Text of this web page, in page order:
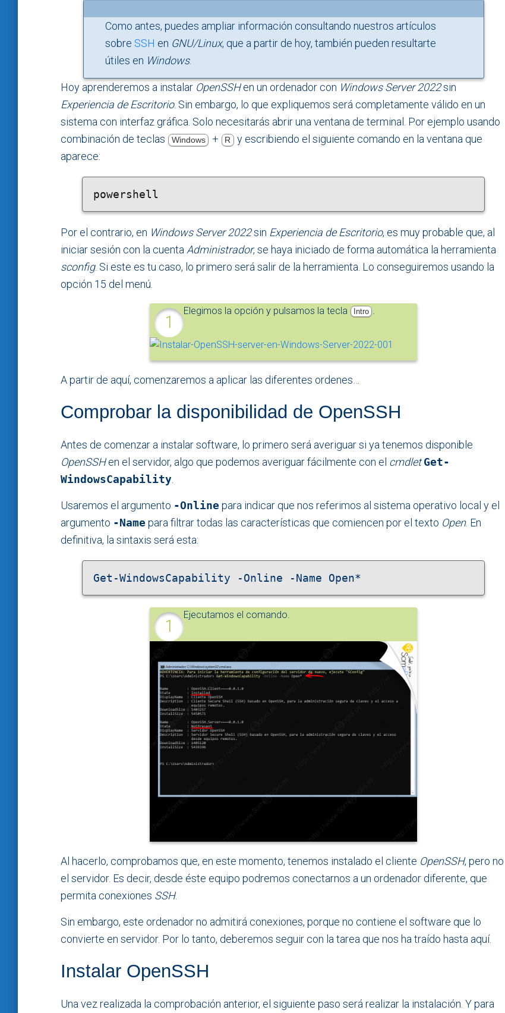
Como antes, puedes ampliar información consultando nuestros artículos
sobre SSH en GNU/Linux, que a partir de hoy, también pueden resultarte
útiles en Windows.
Hoy aprenderemos a instalar OpenSSHen un ordenador con Windows Server 2022sin
Experiencia de Escritorio. Sin embargo, lo que expliquemos será completamente válido en un
sistema con interfaz gráfica. Solo necesitarás abrir una ventana de terminal. Por ejemplo usando
combinación de teclas
Windows + R
y escribiendo el siguiente comando en la ventana que
aparece:
powershell
Por el contrario, en Windows Server 2022sin Experiencia de Escritorio, es muy probable que, al
iniciar sesión con la cuenta Administrador, se haya iniciado de forma automática la herramienta
sconfig. Si este es tu caso, lo primero será salir de la herramienta. Lo conseguiremos usando la
opción 15 del menú.
Elegimos la opción y pulsamos la tecla Intro .
A partir de aquí, comenzaremos a aplicar las diferentes ordenes…
Comprobar la disponibilidad de OpenSSH
Antes de comenzar a instalar software, lo primero será averiguar si ya tenemos disponible
OpenSSHen el servidor, algo que podemos averiguar fácilmente con el cmdlet Get-
WindowsCapability
Usaremos el argumento -Onlinepara indicar que nos referimos al sistema operativo local y el
argumento -Namepara filtrar todas las características que comiencen por el texto Open. En
definitiva, la sintaxis será esta:
Get-WindowsCapability -Online -Name Open*
Ejecutamos el comando.
Al hacerlo, comprobamos que, en este momento, tenemos instalado el cliente OpenSSH, pero no
el servidor. Es decir, desde éste equipo podremos conectarnos a un ordenador diferente, que
permita conexiones SSH.
Sin embargo, este ordenador no admitirá conexiones, porque no contiene el software que lo
convierte en servidor. Por lo tanto, deberemos seguir con la tarea que nos ha traído hasta aquí.
Instalar OpenSSH
Una vez realizada la comprobación anterior, el siguiente paso será realizar la instalación. Y para